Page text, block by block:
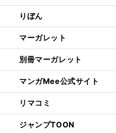
りぼん
マーガレット
別冊マーガレット
マンガMee公式サイト
リマコミ
ジャンプTOON